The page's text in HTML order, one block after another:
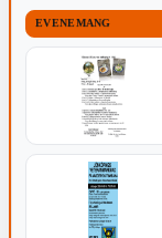
EVENEMANG